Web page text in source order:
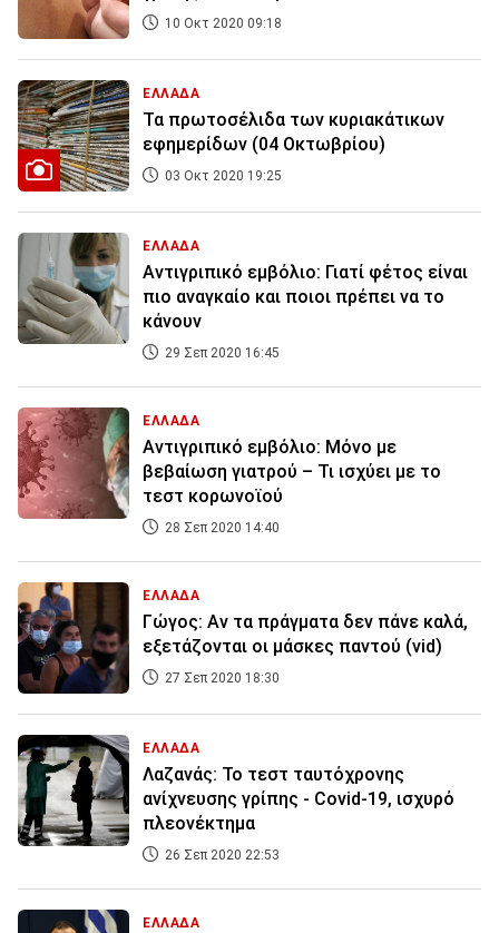
10 Οκτ 2020 09:18
ΕΛΛΑΔΑ
Τα πρωτοσέλιδα των κυριακάτικων
εφημερίδων (04 Οκτωβρίου)
03 Οκτ 2020 19:25
ΕΛΛΑΔΑ
Αντιγριπικό εμβόλιο: Γιατί φέτος είναι
πιο αναγκαίο και ποιοι πρέπει να το
κάνουν
29 Σεπ 2020 16:45
ΕΛΛΑΔΑ
Αντιγριπικό εμβόλιο: Μόνο με
βεβαίωση γιατρού – Τι ισχύει με το
τεστ κορωνοϊού
28 Σεπ 2020 14:40
ΕΛΛΑΔΑ
Γώγος: Αν τα πράγματα δεν πάνε καλά,
εξετάζονται οι μάσκες παντού (vid)
27 Σεπ 2020 18:30
ΕΛΛΑΔΑ
Λαζανάς: Το τεστ ταυτόχρονης
ανίχνευσης γρίπης - Covid-19, ισχυρό
πλεονέκτημα
26 Σεπ 2020 22:53
ΕΛΛΑΔΑ